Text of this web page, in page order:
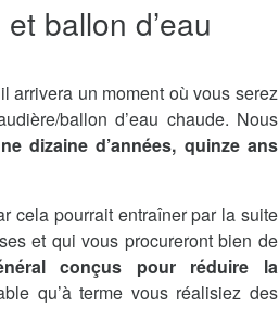
ballon d’eau
arrivera un moment où vous serez
ballon d’eau chaude. Nous
dizaine d’années, quinze ans
cela pourrait entraîner par la suite
et qui vous procureront bien de
conçus pour réduire la
qu’à terme vous réalisiez des